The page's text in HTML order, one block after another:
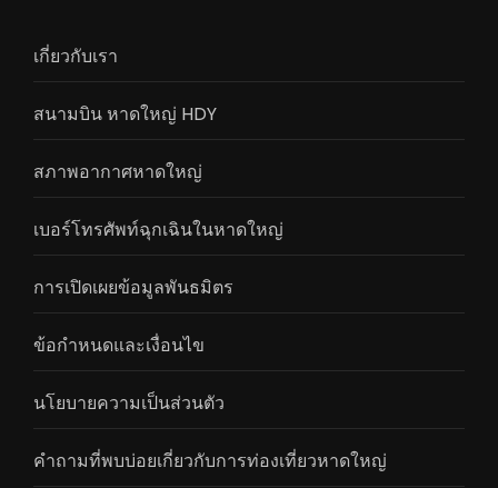
เกี่ยวกับเรา
สนามบิน หาดใหญ่ HDY
สภาพอากาศหาดใหญ่
เบอร์โทรศัพท์ฉุกเฉินในหาดใหญ่
การเปิดเผยข้อมูลพันธมิตร
ข้อกำหนดและเงื่อนไข
นโยบายความเป็นส่วนตัว
คำถามที่พบบ่อยเกี่ยวกับการท่องเที่ยวหาดใหญ่